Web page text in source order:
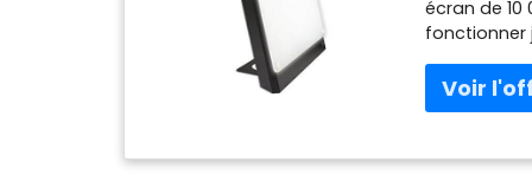
écran de
fonctionner
6,3 x 31,5
nos
lumière